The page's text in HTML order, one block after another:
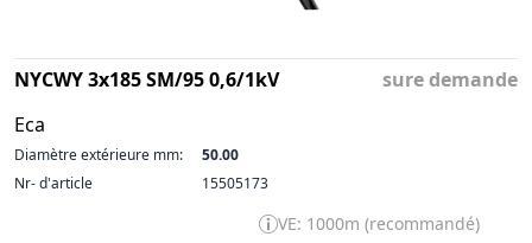
NYCWY 3x185 SM/95 0,6/1kV
Eca
sure demande
Diamètre extérieure mm:
50.00
Nr- d'article
15505173
VE: 1000m (recommandé)